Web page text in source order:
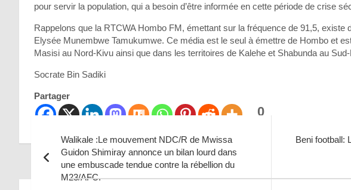
pour servir la population, qui a besoin d’être informée en cette période de crise
Rappelons que la RTCWA Hombo FM, émettant sur la fréquence de 91,5, existe
Elysée Munembwe Tamukumwe. Ce média est le seul à émettre de Hombo et
Masisi au Nord-Kivu ainsi que dans les territoires de Kalehe et Shabunda au
Socrate Bin Sadiki
Partager
0
Navigation
Walikale :Le mouvement NDC/R de Mwissa
Guidon Shimiray annonce un bilan lourd dans
une embuscade tendue contre la rébellion du
M23/AFC.
Beni football: